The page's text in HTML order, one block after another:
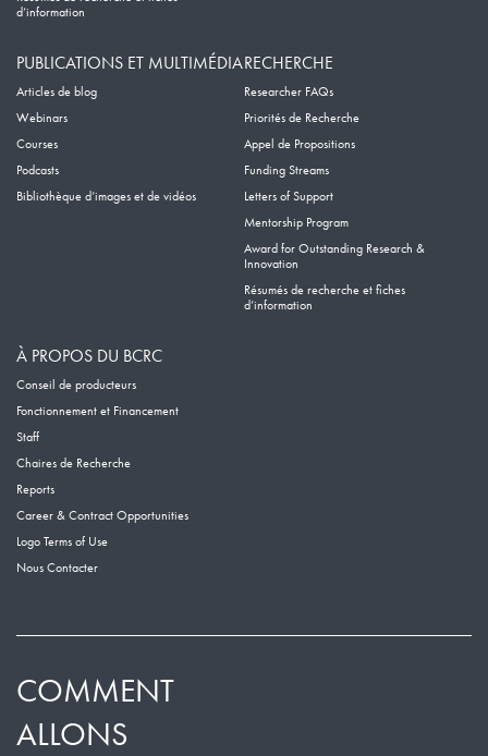
d’information
PUBLICATIONS ET MULTIMÉDIA
Articles de blog
Webinars
Courses
Podcasts
Bibliothèque d’images et de vidéos
RECHERCHE
Researcher FAQs
Priorités de Recherche
Appel de Propositions
Funding Streams
Letters of Support
Mentorship Program
Award for Outstanding Research &
Innovation
Résumés de recherche et fiches
d’information
À PROPOS DU BCRC
Conseil de producteurs
Fonctionnement et Financement
Staff
Chaires de Recherche
Reports
Career & Contract Opportunities
Logo Terms of Use
Nous Contacter
COMMENT
ALLONS